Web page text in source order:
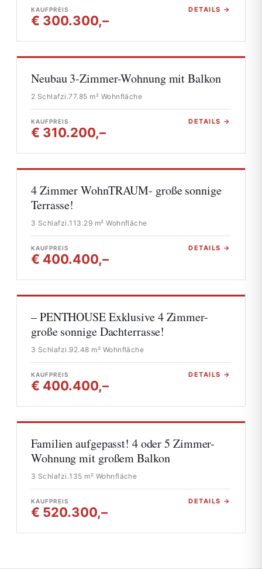
KAUFPREIS
€ 300.300,–
DETAILS →
Neubau 3-Zimmer-Wohnung mit Balkon
2 Schlafzi.77.85 m² Wohnfläche
KAUFPREIS
€ 310.200,–
DETAILS →
4 Zimmer WohnTRAUM- große sonnige
Terrasse!
3 Schlafzi.113.29 m² Wohnfläche
KAUFPREIS
€ 400.400,–
DETAILS →
– PENTHOUSE Exklusive 4 Zimmer-
große sonnige Dachterrasse!
3 Schlafzi.92.48 m² Wohnfläche
KAUFPREIS
€ 400.400,–
DETAILS →
Familien aufgepasst! 4 oder 5 Zimmer-
Wohnung mit großem Balkon
3 Schlafzi.135 m² Wohnfläche
KAUFPREIS
€ 520.300,–
DETAILS →